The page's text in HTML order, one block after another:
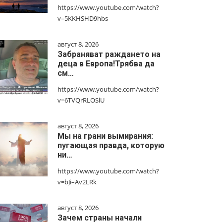
https://www.youtube.com/watch?
v=5KKHSHD9hbs
август 8, 2026
Забраняват раждането на
деца в Европа!Трябва да
см…
https://www.youtube.com/watch?
v=6TVQrRLOSlU
август 8, 2026
Мы на грани вымирания:
пугающая правда, которую
ни…
https://www.youtube.com/watch?
v=bJi–Av2LRk
август 8, 2026
Зачем страны начали